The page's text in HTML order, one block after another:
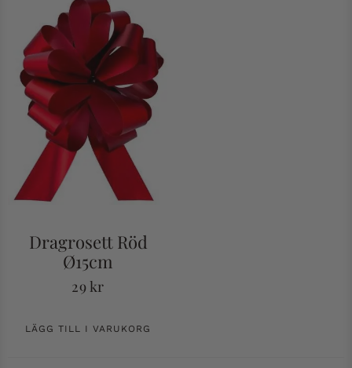
Dragrosett Röd
Ø15cm
29kr
LÄGG TILL I VARUKORG